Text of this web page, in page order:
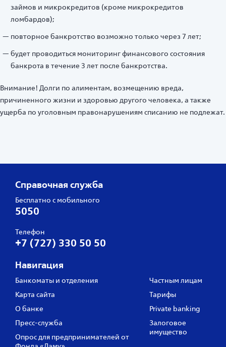
займов и микрокредитов (кроме микрокредитов
ломбардов);
повторное банкротство возможно только через 7 лет;
будет проводиться мониторинг финансового состояния
банкрота в течение 3 лет после банкротства.
Внимание! Долги по алиментам, возмещению вреда,
причиненного жизни и здоровью другого человека, а также
ущерба по уголовным правонарушениям списанию не подлежат.
Справочная служба
Бесплатно с мобильного
5050
Телефон
+7 (727) 330 50 50
Навигация
Банкоматы и отделения
Карта сайта
О банке
Пресс‑служба
Опрос для предпринимателей от
Частным лицам
Тарифы
Private banking
Залоговое
имущество